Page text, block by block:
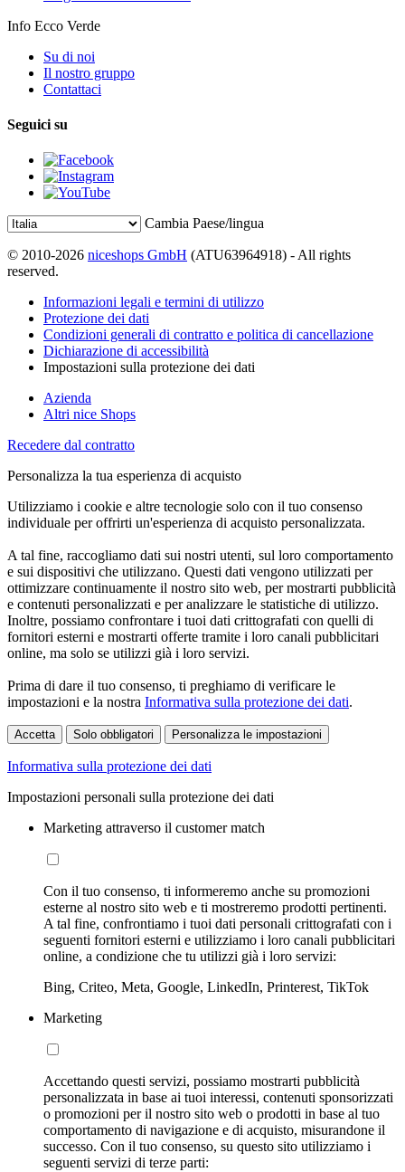
Info Ecco Verde
Su di noi
Il nostro gruppo
Contattaci
Seguici su
Cambia Paese/lingua
© 2010-2026 niceshops GmbH (ATU63964918) - All rights
reserved.
Informazioni legali e termini di utilizzo
Protezione dei dati
Condizioni generali di contratto e politica di cancellazione
Dichiarazione di accessibilità
Impostazioni sulla protezione dei dati
Azienda
Altri nice Shops
Recedere dal contratto
Personalizza la tua esperienza di acquisto
Utilizziamo i cookie e altre tecnologie solo con il tuo consenso
individuale per offrirti un'esperienza di acquisto personalizzata.
A tal fine, raccogliamo dati sui nostri utenti, sul loro comportamento
e sui dispositivi che utilizzano. Questi dati vengono utilizzati per
ottimizzare continuamente il nostro sito web, per mostrarti pubblicità
e contenuti personalizzati e per analizzare le statistiche di utilizzo.
Inoltre, possiamo confrontare i tuoi dati crittografati con quelli di
fornitori esterni e mostrarti offerte tramite i loro canali pubblicitari
online, ma solo se utilizzi già i loro servizi.
Prima di dare il tuo consenso, ti preghiamo di verificare le
impostazioni e la nostra Informativa sulla protezione dei dati.
Accetta Solo obbligatori Personalizza le impostazioni
Informativa sulla protezione dei dati
Impostazioni personali sulla protezione dei dati
Marketing attraverso il customer match
Con il tuo consenso, ti informeremo anche su promozioni
esterne al nostro sito web e ti mostreremo prodotti pertinenti.
A tal fine, confrontiamo i tuoi dati personali crittografati con i
seguenti fornitori esterni e utilizziamo i loro canali pubblicitari
online, a condizione che tu utilizzi già i loro servizi:
Bing, Criteo, Meta, Google, LinkedIn, Printerest, TikTok
Marketing
Accettando questi servizi, possiamo mostrarti pubblicità
personalizzata in base ai tuoi interessi, contenuti sponsorizzati
o promozioni per il nostro sito web o prodotti in base al tuo
comportamento di navigazione e di acquisto, misurandone il
successo. Con il tuo consenso, su questo sito utilizziamo i
seguenti servizi di terze parti: